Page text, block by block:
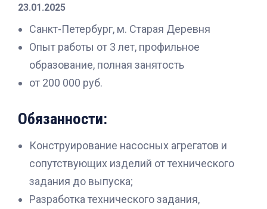
23.01.2025
Санкт-Петербург, м. Старая Деревня
Опыт работы от 3 лет, профильное
образование, полная занятость
от 200 000 руб.
Обязанности:
Конструирование насосных агрегатов и
сопутствующих изделий от технического
задания до выпуска;
Разработка технического задания,